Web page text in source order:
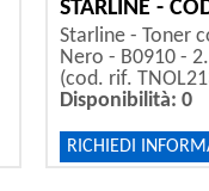
STARLINE -
Starline - Toner
Nero - B0910 -
(cod. rif.
Disponibilità: 0
RICHIEDI